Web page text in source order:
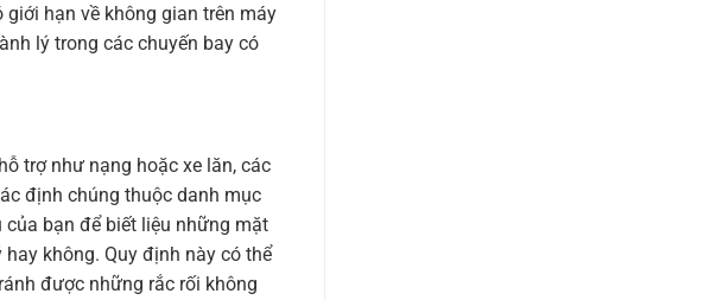
hạn về không gian trên máy
lý trong các chuyến bay có
trợ như nạng hoặc xe lăn, các
định chúng thuộc danh mục
bạn để biết liệu những mặt
không. Quy định này có thể
được những rắc rối không